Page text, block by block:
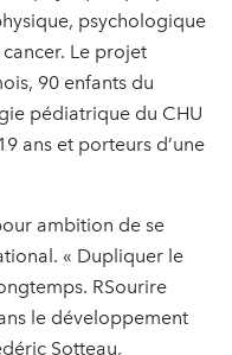
psychologique
Le projet
90 enfants du
pédiatrique du CHU
ans et porteurs d’une
ambition de se
« Dupliquer le
RSourire
le développement
Sotteau,